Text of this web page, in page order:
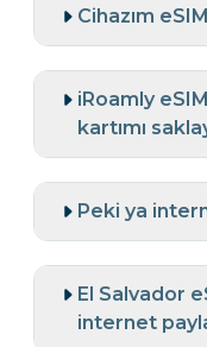
Cihazım
iRoamly
kartımı
Peki ya
El Salvador
internet